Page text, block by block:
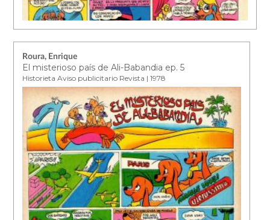
Roura, Enrique
El misterioso país de Ali-Babandia ep. 5
Historieta Aviso publicitario Revista | 1978